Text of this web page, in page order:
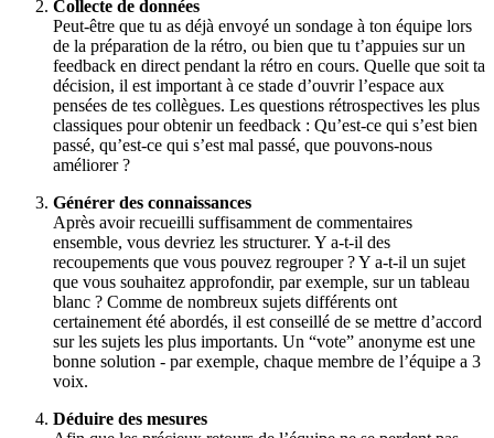
Collecte de données
Peut-être que tu as déjà envoyé un sondage à ton équipe lors
de la préparation de la rétro, ou bien que tu t’appuies sur un
feedback en direct pendant la rétro en cours. Quelle que soit ta
décision, il est important à ce stade d’ouvrir l’espace aux
pensées de tes collègues. Les questions rétrospectives les plus
classiques pour obtenir un feedback : Qu’est-ce qui s’est bien
passé, qu’est-ce qui s’est mal passé, que pouvons-nous
améliorer ?
Générer des connaissances
Après avoir recueilli suffisamment de commentaires
ensemble, vous devriez les structurer. Y a-t-il des
recoupements que vous pouvez regrouper ? Y a-t-il un sujet
que vous souhaitez approfondir, par exemple, sur un tableau
blanc ? Comme de nombreux sujets différents ont
certainement été abordés, il est conseillé de se mettre d’accord
sur les sujets les plus importants. Un “vote” anonyme est une
bonne solution - par exemple, chaque membre de l’équipe a 3
voix.
Déduire des mesures